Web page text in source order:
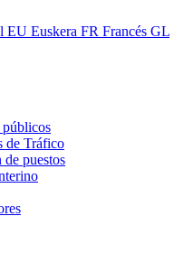
EU Euskera FR Francés GL
públicos
de Tráfico
puestos